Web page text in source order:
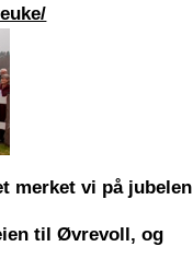
merket vi på jubelen
til Øvrevoll, og